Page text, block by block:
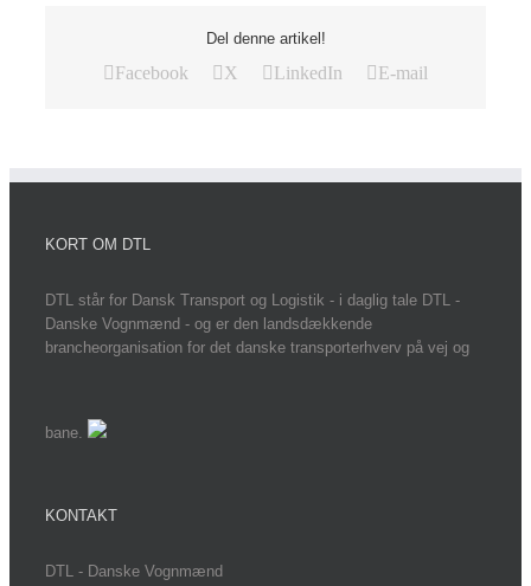
Del denne artikel!
Facebook X LinkedIn E-mail
KORT OM DTL
DTL står for Dansk Transport og Logistik - i daglig tale DTL -
Danske Vognmænd - og er den landsdækkende
brancheorganisation for det danske transporterhverv på vej og
bane.
KONTAKT
DTL - Danske Vognmænd